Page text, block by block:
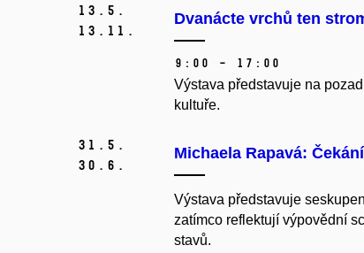
13. 5.
13. 11.
Dvanácte vrchů ten
9:00 – 17:00
Výstava představuje na
kultuře.
31. 5.
30. 6.
Michaela Rapavá:
Výstava představuje
zatímco reflektují výpovědní
stavů.